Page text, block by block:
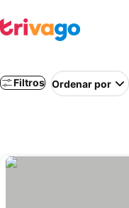
Filtros Ordenar por